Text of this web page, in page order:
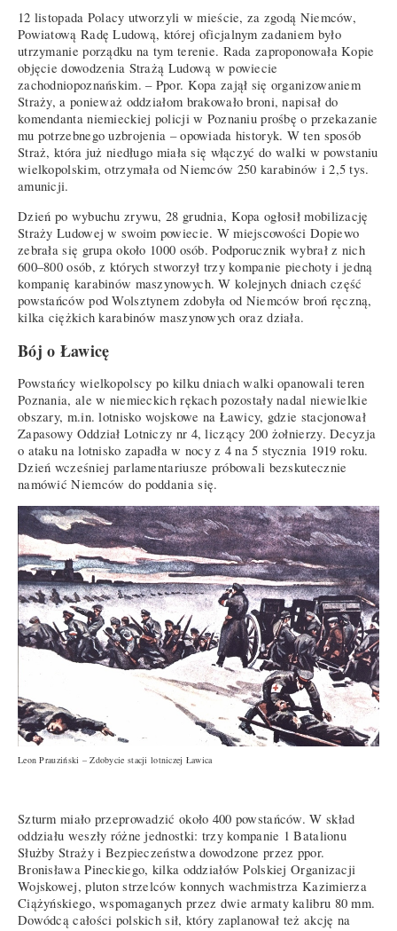
12 listopada Polacy utworzyli w mieście, za zgodą Niemców,
Powiatową Radę Ludową, której oficjalnym zadaniem było
utrzymanie porządku na tym terenie. Rada zaproponowała Kopie
objęcie dowodzenia Strażą Ludową w powiecie
zachodniopoznańskim. – Ppor. Kopa zajął się organizowaniem
Straży, a ponieważ oddziałom brakowało broni, napisał do
komendanta niemieckiej policji w Poznaniu prośbę o przekazanie
mu potrzebnego uzbrojenia – opowiada historyk. W ten sposób
Straż, która już niedługo miała się włączyć do walki w powstaniu
wielkopolskim, otrzymała od Niemców 250 karabinów i 2,5 tys.
amunicji.
Dzień po wybuchu zrywu, 28 grudnia, Kopa ogłosił mobilizację
Straży Ludowej w swoim powiecie. W miejscowości Dopiewo
zebrała się grupa około 1000 osób. Podporucznik wybrał z nich
600–800 osób, z których stworzył trzy kompanie piechoty i jedną
kompanię karabinów maszynowych. W kolejnych dniach część
powstańców pod Wolsztynem zdobyła od Niemców broń ręczną,
kilka ciężkich karabinów maszynowych oraz działa.
Bój o Ławicę
Powstańcy wielkopolscy po kilku dniach walki opanowali teren
Poznania, ale w niemieckich rękach pozostały nadal niewielkie
obszary, m.in. lotnisko wojskowe na Ławicy, gdzie stacjonował
Zapasowy Oddział Lotniczy nr 4, liczący 200 żołnierzy. Decyzja
o ataku na lotnisko zapadła w nocy z 4 na 5 stycznia 1919 roku.
Dzień wcześniej parlamentariusze próbowali bezskutecznie
namówić Niemców do poddania się.
Leon Prauziński – Zdobycie stacji lotniczej Ławica
Szturm miało przeprowadzić około 400 powstańców. W skład
oddziału weszły różne jednostki: trzy kompanie 1 Batalionu
Służby Straży i Bezpieczeństwa dowodzone przez ppor.
Bronisława Pineckiego, kilka oddziałów Polskiej Organizacji
Wojskowej, pluton strzelców konnych wachmistrza Kazimierza
Ciążyńskiego, wspomaganych przez dwie armaty kalibru 80 mm.
Dowódcą całości polskich sił, który zaplanował też akcję na